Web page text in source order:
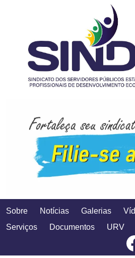
Sobre Notícias Galerias
Serviços
Documentos URV